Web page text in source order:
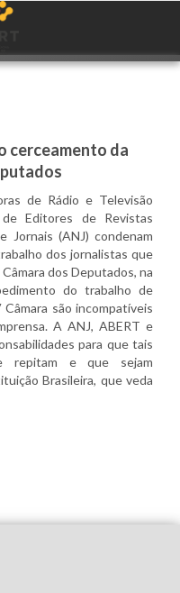
cerceamento da
de Rádio e Televisão
de Editores de Revistas
Jornais (ANJ) condenam
dos jornalistas que
dos Deputados, na
do trabalho de
são incompatíveis
A ANJ, ABERT e
para que tais
repitam e que sejam
Brasileira, que veda